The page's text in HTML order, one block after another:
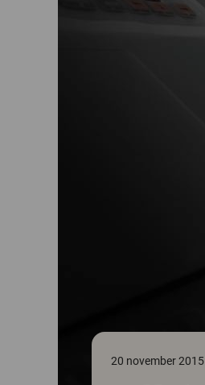
20 november 2015